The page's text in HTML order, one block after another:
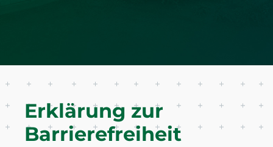
Erklärung zur
Barrierefreiheit